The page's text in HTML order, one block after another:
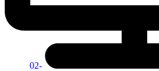
02-